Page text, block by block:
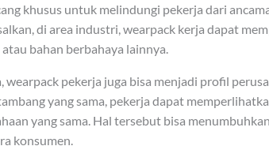
khusus untuk melindungi pekerja dari
di area industri, wearpack kerja dapat
bahan berbahaya lainnya.
wearpack pekerja juga bisa menjadi profil
yang sama, pekerja dapat
yang sama. Hal tersebut bisa
konsumen.